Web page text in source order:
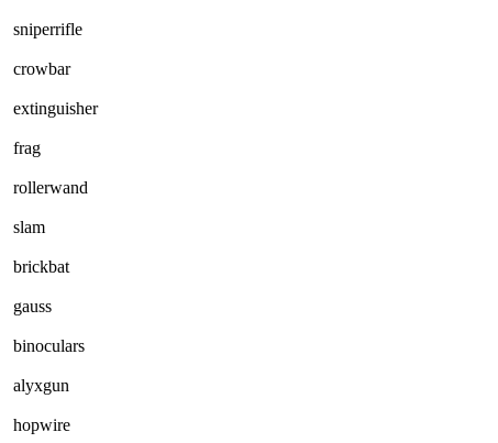
sniperrifle
crowbar
extinguisher
frag
rollerwand
slam
brickbat
gauss
binoculars
alyxgun
hopwire